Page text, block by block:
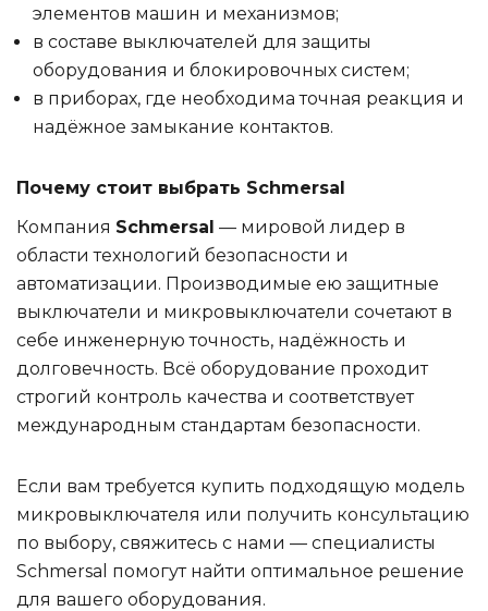
элементов машин и механизмов;
в составе выключателей для защиты
оборудования и блокировочных систем;
в приборах, где необходима точная реакция и
надёжное замыкание контактов.
Почему стоит выбрать Schmersal
Компания Schmersal — мировой лидер в
области технологий безопасности и
автоматизации. Производимые ею защитные
выключатели и микровыключатели сочетают в
себе инженерную точность, надёжность и
долговечность. Всё оборудование проходит
строгий контроль качества и соответствует
международным стандартам безопасности.
Если вам требуется купить подходящую модель
микровыключателя или получить консультацию
по выбору, свяжитесь с нами — специалисты
Schmersal помогут найти оптимальное решение
для вашего оборудования.